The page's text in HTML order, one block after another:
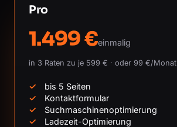
Pro
1.499 €einmalig
in 3 Raten zu je 599 € · oder 99 €/Monat
bis 5 Seiten
Kontaktformular
Suchmaschinenoptimierung
Ladezeit-Optimierung